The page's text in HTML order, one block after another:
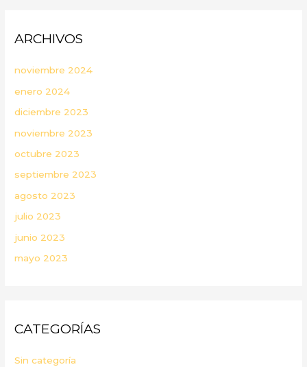
ARCHIVOS
noviembre 2024
enero 2024
diciembre 2023
noviembre 2023
octubre 2023
septiembre 2023
agosto 2023
julio 2023
junio 2023
mayo 2023
CATEGORÍAS
Sin categoría